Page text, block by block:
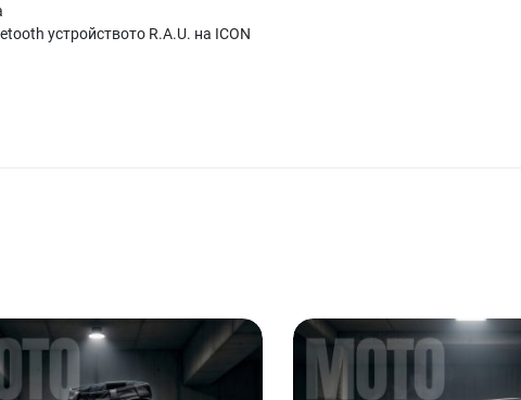
устройството R.A.U. на ICON